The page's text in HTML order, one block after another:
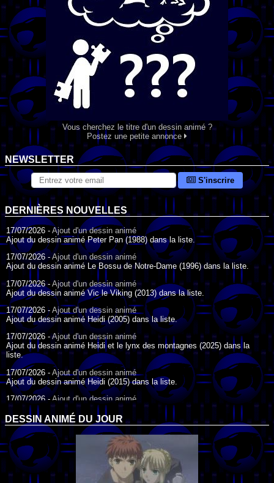
Vous cherchez le titre d'un dessin animé ?
Postez une petite annonce
NEWSLETTER
S'inscrire
DERNIÈRES NOUVELLES
17/07/2026 - Ajout d'un dessin animé
Ajout du dessin animé Peter Pan (1988) dans la liste.
17/07/2026 -Ajout d'un dessin animé
Ajout du dessin animé Le Bossu de Notre-Dame (1996) dans la liste.
17/07/2026 -Ajout d'un dessin animé
Ajout du dessin animé Vic le Viking (2013) dans la liste.
17/07/2026 - Ajout d'un dessin animé
Ajout du dessin animé Heidi (2005) dans la liste.
17/07/2026 -Ajout d'un dessin animé
Ajout du dessin animé Heidi et le lynx des montagnes (2025) dans la
liste.
17/07/2026 - Ajout d'un dessin animé
Ajout du dessin animé Heidi (2015) dans la liste.
17/07/2026 -Ajout d'un dessin animé
Ajout du dessin animé Heidi (1995) dans la liste.
09/07/2026 -Ajout d'un dessin animé
Ajout du dessin animé Genki l'Aventurier de la Chance (2006) dans la
liste.
04/07/2026 -Ajout d'un dessin animé
Ajout du dessin animé Vilain Petit Canard (2000) dans la liste.
DESSIN ANIMÉ DU JOUR